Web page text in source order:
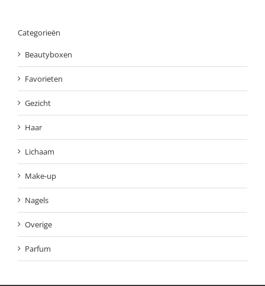
Categorieën
Beautyboxen
Favorieten
Gezicht
Haar
Lichaam
Make-up
Nagels
Overige
Parfum